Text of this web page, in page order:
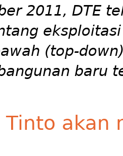
2011, DTE
(top-
baru
Tinto